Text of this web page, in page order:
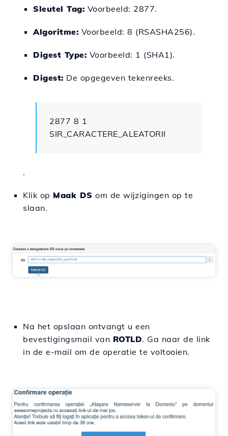
Sleutel Tag: Voorbeeld: 2877.
Algoritme: Voorbeeld: 8 (RSASHA256).
Digest Type: Voorbeeld: 1 (SHA1).
Digest: De opgegeven tekenreeks.
2877 8 1
SIR_CARACTERE_ALEATORII
.
Klik op Maak DS om de wijzigingen op te
slaan.
Na het opslaan ontvangt u een
bevestigingsmail van ROTLD. Ga naar de link
in de e-mail om de operatie te voltooien.